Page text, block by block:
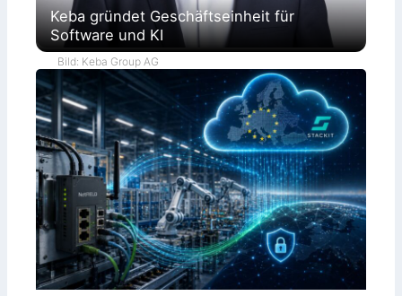
Keba gründet Geschäftseinheit für
Software und KI
Bild: Keba Group AG